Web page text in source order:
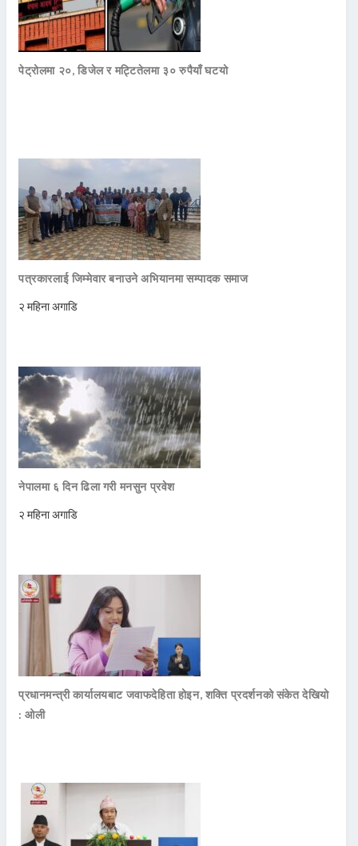
पेट्रोलमा २०, डिजेल र मट्टितेलमा ३० रुपैयाँ घटयो
पत्रकारलाई जिम्मेवार बनाउने अभियानमा सम्पादक समाज
२ महिना अगाडि
नेपालमा ६ दिन ढिला गरी मनसुन प्रवेश
२ महिना अगाडि
प्रधानमन्त्री कार्यालयबाट जवाफदेहिता होइन, शक्ति प्रदर्शनको संकेत देखियो
: ओली